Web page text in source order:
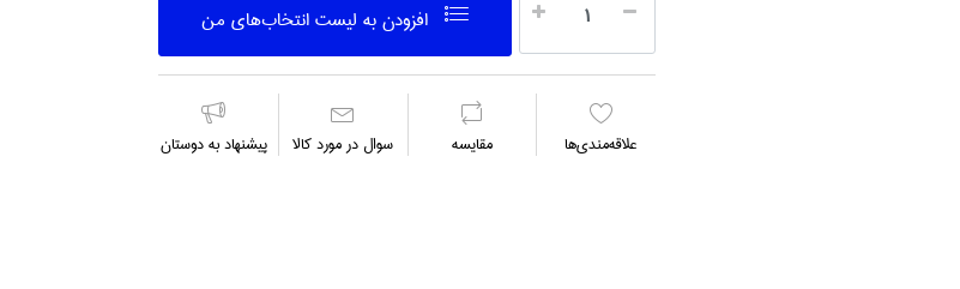
افزودن به ليست انتخاب‌هاي من
علاقه‌مندي‌ها مقايسه سوال در مورد كالا پیشنهاد به دوستان